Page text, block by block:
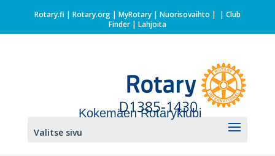
Rotary.fi | Rotary.org| MyRotary | Nuorisovaihto | | Club
Finder| Lahjoita
Kokemäen Rotaryklubi
Valitse sivu